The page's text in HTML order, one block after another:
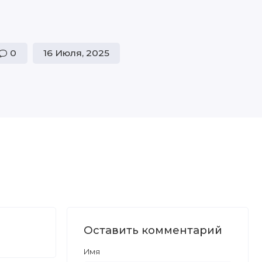
0 16 Июля, 2025
Оставить комментарий
Имя